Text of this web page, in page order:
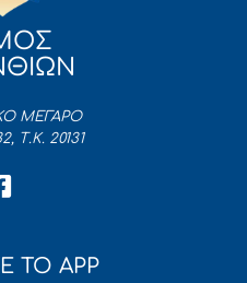
ΜΕΓΑΡΟ
Τ.Κ. 20131
ΤΟ APP